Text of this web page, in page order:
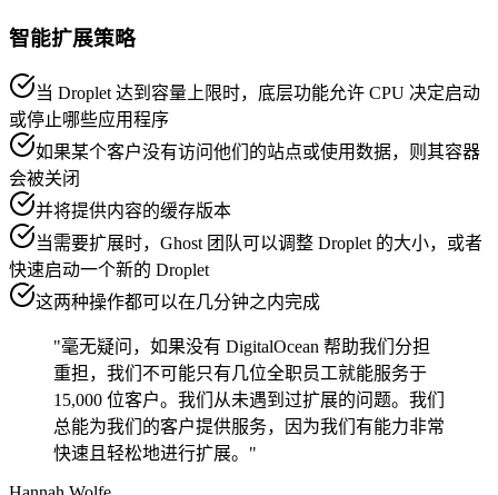
智能扩展策略
当 Droplet 达到容量上限时，底层功能允许 CPU 决定启动
或停止哪些应用程序
如果某个客户没有访问他们的站点或使用数据，则其容器
会被关闭
并将提供内容的缓存版本
当需要扩展时，Ghost 团队可以调整 Droplet 的大小，或者
快速启动一个新的 Droplet
这两种操作都可以在几分钟之内完成
"毫无疑问，如果没有 DigitalOcean 帮助我们分担
重担，我们不可能只有几位全职员工就能服务于
15,000 位客户。我们从未遇到过扩展的问题。我们
总能为我们的客户提供服务，因为我们有能力非常
快速且轻松地进行扩展。"